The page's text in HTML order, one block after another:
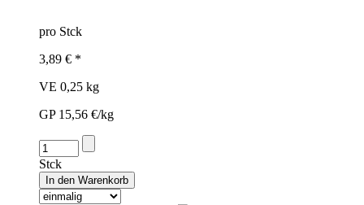
pro Stck
3,89 € *
VE 0,25 kg
GP 15,56 €/kg
Stck